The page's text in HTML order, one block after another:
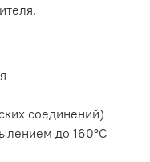
.
соединений)
до 160°C